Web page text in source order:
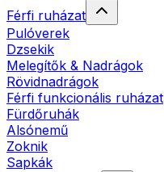
Férfi ruházat
Pulóverek
Dzsekik
Melegítők & Nadrágok
Rövidnadrágok
Férfi funkcionális ruházat
Fürdőruhák
Alsónemű
Zoknik
Sapkák